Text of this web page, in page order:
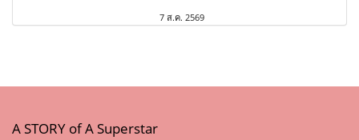
7 ส.ค. 2569
A STORY of A Superstar